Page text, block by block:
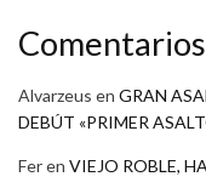
Alvarzeus en GRAN
DEBÚT «PRIMER
Feren VIEJO ROBLE,